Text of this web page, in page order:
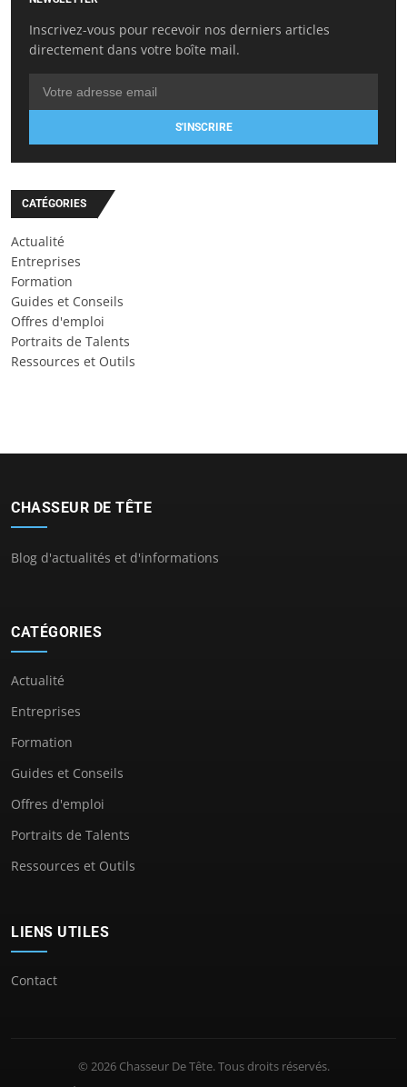
Inscrivez-vous pour recevoir nos derniers articles
directement dans votre boîte mail.
S'INSCRIRE
CATÉGORIES
Actualité
Entreprises
Formation
Guides et Conseils
Offres d'emploi
Portraits de Talents
Ressources et Outils
CHASSEUR DE TÊTE
Blog d'actualités et d'informations
CATÉGORIES
Actualité
Entreprises
Formation
Guides et Conseils
Offres d'emploi
Portraits de Talents
Ressources et Outils
LIENS UTILES
Contact
© 2026 Chasseur De Tête. Tous droits réservés.